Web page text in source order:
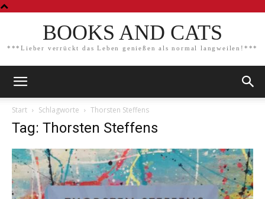
BOOKS AND CATS
***Lieber verrückt das Leben genießen als normal langweilen!***
Start Schlagworte Thorsten Steffens
Tag: Thorsten Steffens